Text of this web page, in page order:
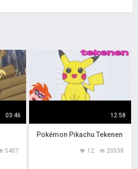
03:46
5407
12:58
Pokémon Pikachu Tekenen
20538
12